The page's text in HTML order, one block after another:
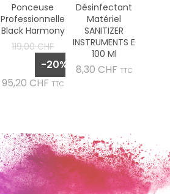
Ponceuse
Professionnelle
Black Harmony
Prix
119,00 CHF
-20%
95,20 CHF Prix
TTC
Désinfectant
Matériel
SANITIZER
INSTRUMENTS E
100 Ml
8,30 CHF Prix
TTC